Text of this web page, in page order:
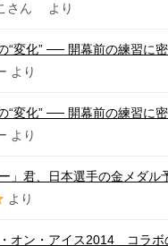
さん より
“変化” ── 開幕前の練習に密
より
“変化” ── 開幕前の練習に密
より
」君、日本選手の金メダル
より
オン・アイス2014 コラボ